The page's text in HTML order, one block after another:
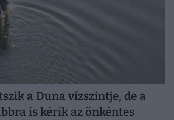
a Duna vízszintje, de a
is kérik az önkéntes